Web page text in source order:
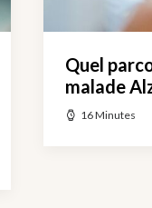
Quel
malade
16 Minutes